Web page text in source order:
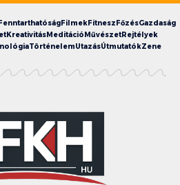
FilmekFitneszFőzésGazdaság
KreativitásMeditációMűvészetRejtélyek
TörténelemUtazásÚtmutatókZene